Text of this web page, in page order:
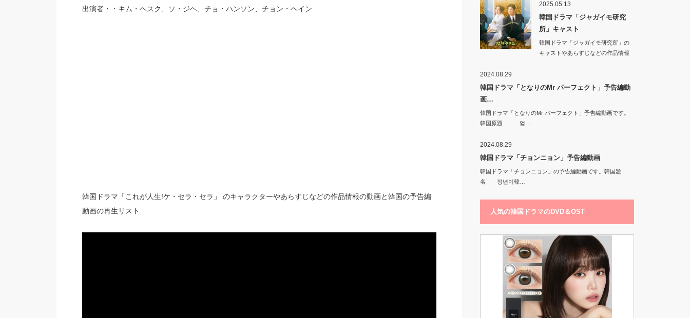
出演者・・キム・ヘスク、ソ・ジヘ、チョ・ハンソン、チョン・ヘイン
韓国ドラマ「これが人生!ケ・セラ・セラ」 のキャラクターやあらすじなどの作品情報の動画と韓国の予告編
動画の再生リスト
2025.05.13
韓国ドラマ「ジャガイモ研究
所」キャスト
韓国ドラマ「ジャガイモ研究所」の
キャストやあらすじなどの作品情報
2024.08.29
韓国ドラマ「となりのMr パーフェクト」予告編動
画…
韓国ドラマ「となりのMr パーフェクト」予告編動画です。
韓国原題 엄…
2024.08.29
韓国ドラマ「チョンニョン」予告編動画
韓国ドラマ「チョンニョン」の予告編動画です。韓国題
名 정년이韓…
人気の韓国ドラマのDVD＆OST